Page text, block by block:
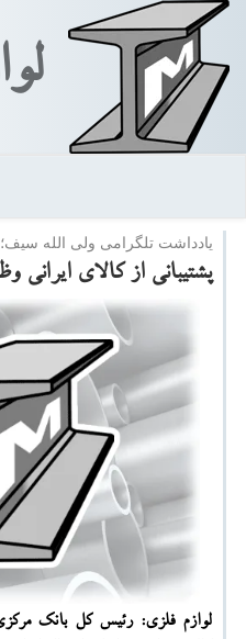
یادداشت تلگرامی ولی الله سیف؛
پشتیبانی از كالای
لوازم فلزی: رئیس كل بانك